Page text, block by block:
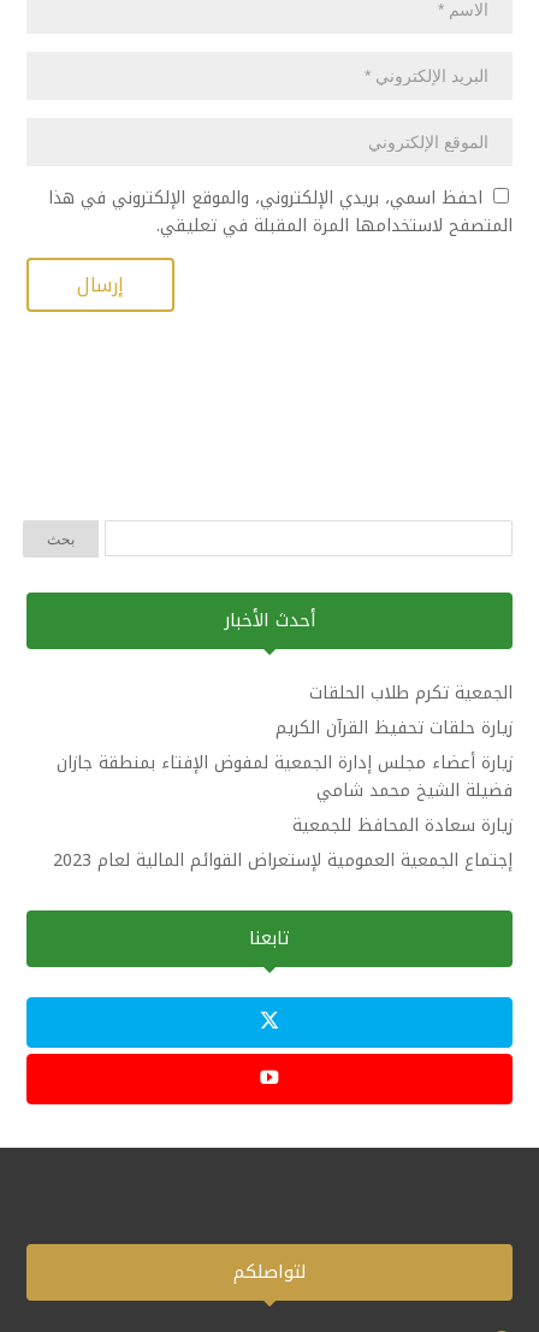
احفظ اسمي، بريدي الإلكتروني، والموقع الإلكتروني في هذا
المتصفح لاستخدامها المرة المقبلة في تعليقي.
أحدث الأخبار
الجمعية تكرم طلاب الحلقات
زيارة حلقات تحفيظ القرآن الكريم
زيارة أعضاء مجلس إدارة الجمعية لمفوض الإفتاء بمنطقة جازان
فضيلة الشيخ محمد شامي
زيارة سعادة المحافظ للجمعية
إجتماع الجمعية العمومية لإستعراض القوائم المالية لعام 2023
تابعنا
لتواصلكم